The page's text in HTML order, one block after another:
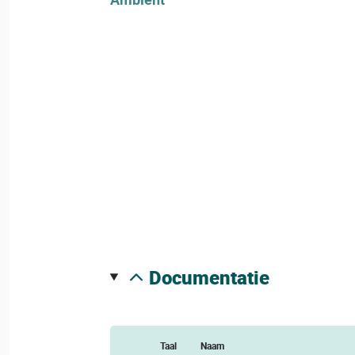
documentatie
Taal Naam